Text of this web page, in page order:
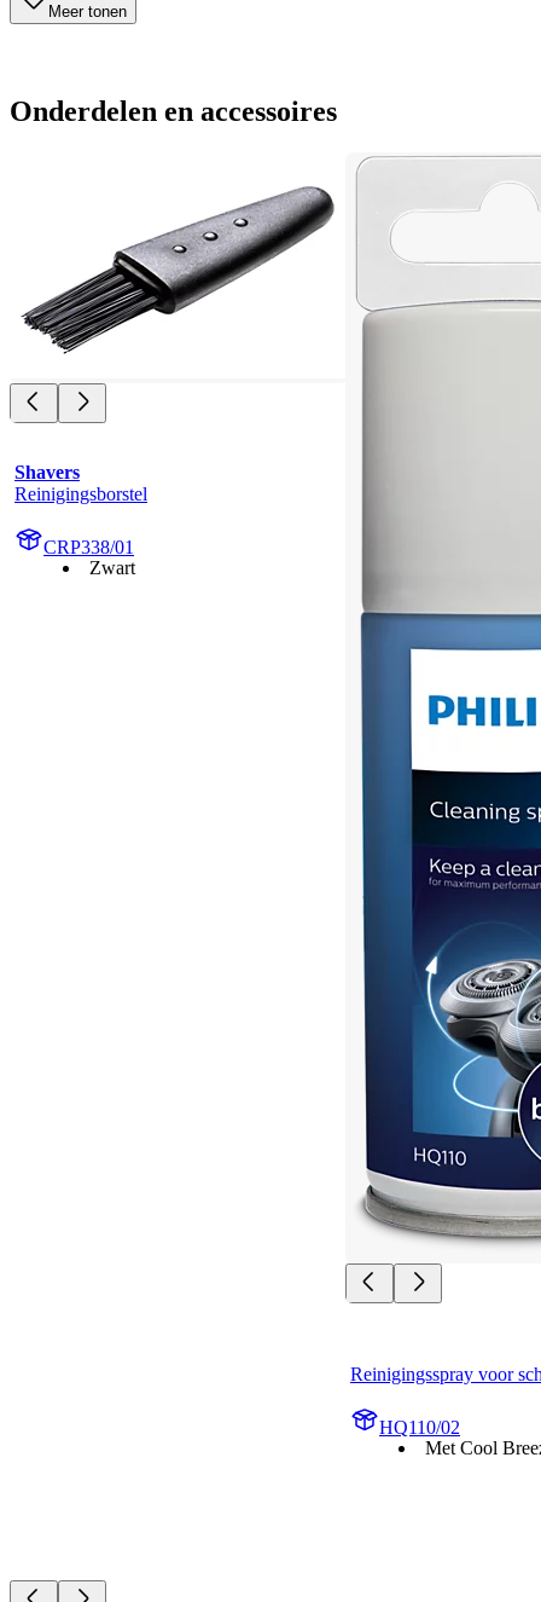
Meer tonen
Onderdelen en accessoires
Shavers
Reinigingsborstel
CRP338/01
Zwart
Reinigingsspray voor
HQ110/02
Met Cool